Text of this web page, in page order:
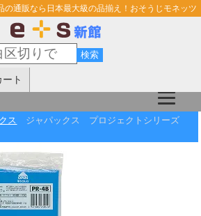
の通販なら日本最大級の品揃え！おそうじモネッツ
ート
ス
ジャパックス プロジェクトシリーズ